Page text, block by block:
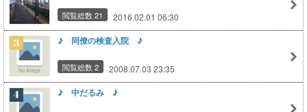
閲覧総数 21 2016.02.01 06:30
♪ 同僚の検査入院 ♪
閲覧総数 2 2008.07.03 23:35
♪ 中だるみ ♪